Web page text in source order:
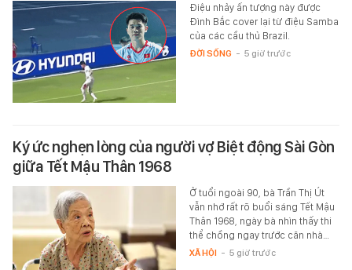
Điệu nhảy ấn tượng này được
Đình Bắc cover lại từ điệu Samba
của các cầu thủ Brazil.
ĐỜI SỐNG - 5 giờ trước
Ký ức nghẹn lòng của người vợ Biệt động Sài Gòn
giữa Tết Mậu Thân 1968
Ở tuổi ngoài 90, bà Trần Thị Út
vẫn nhớ rất rõ buổi sáng Tết Mậu
Thân 1968, ngày bà nhìn thấy thi
thể chồng ngay trước căn nhà…
XÃ HỘI - 5 giờ trước